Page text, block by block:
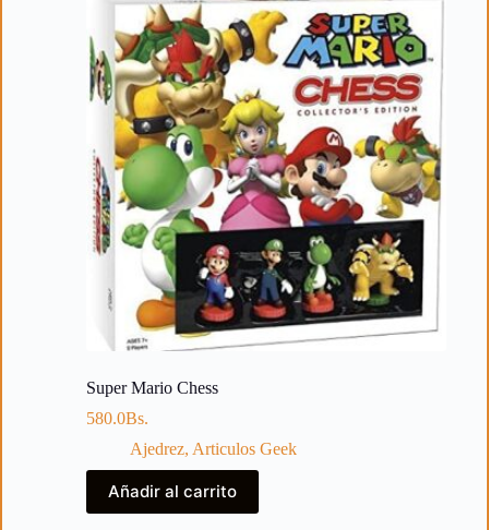
Super Mario Chess
580.0Bs.
Ajedrez, Articulos Geek
Añadir al carrito